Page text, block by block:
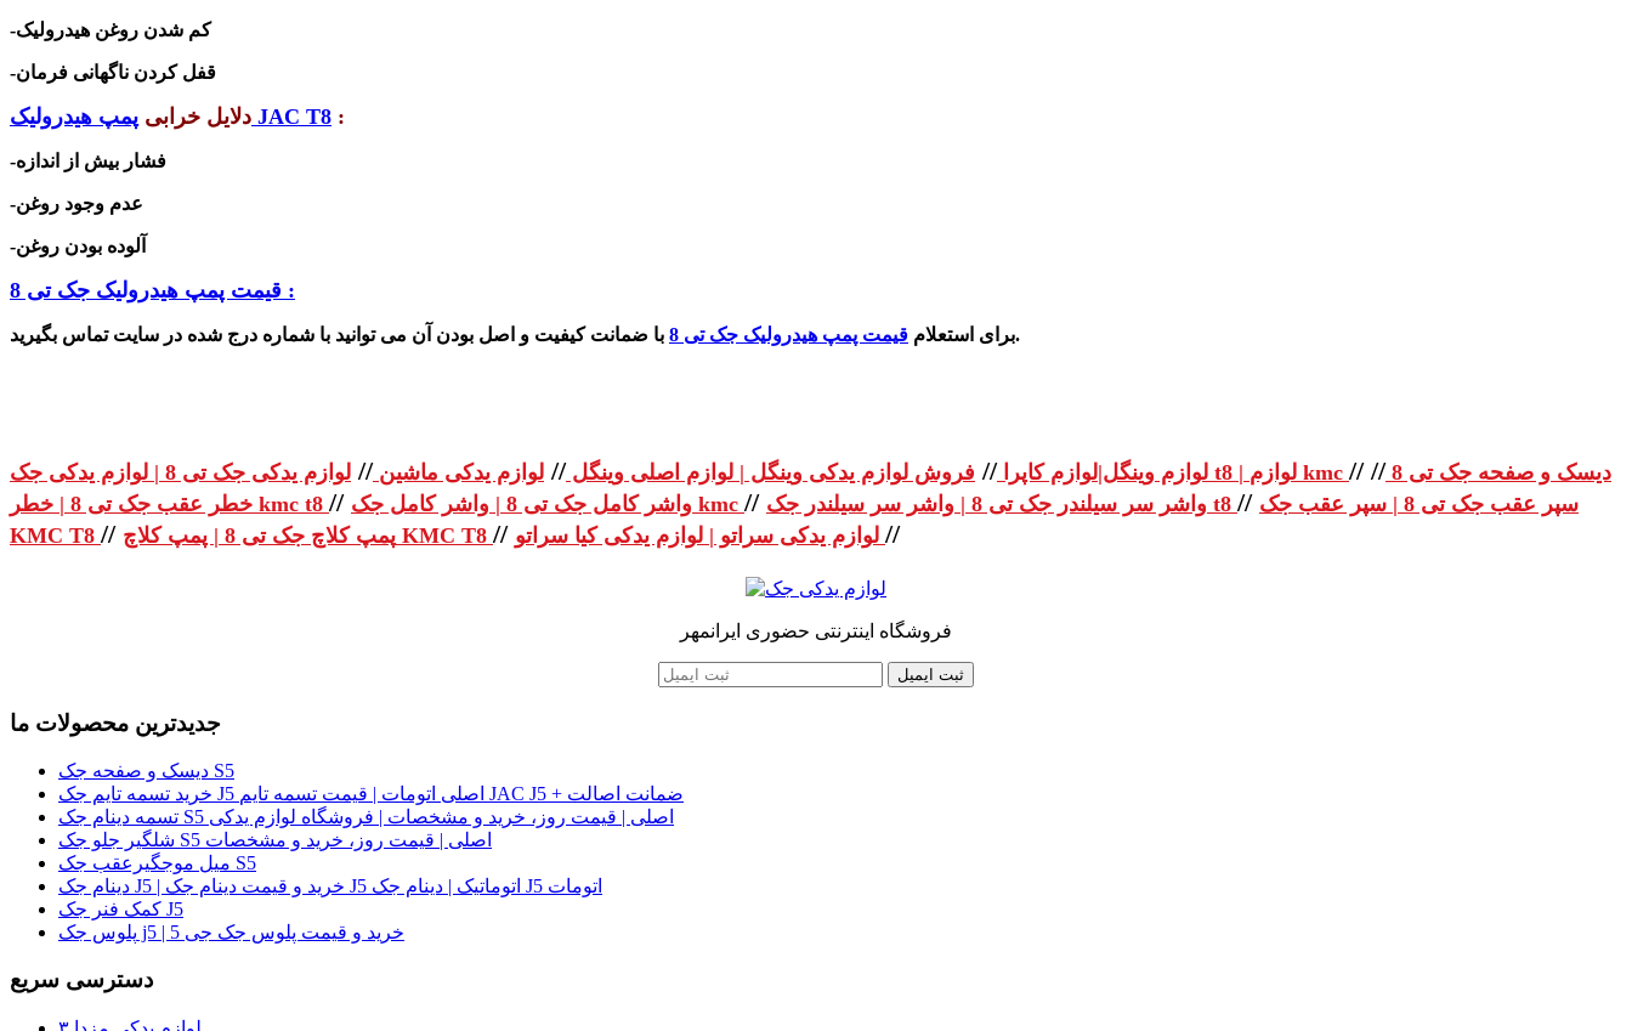
-کم شدن روغن هیدرولیک
-قفل کردن ناگهانی فرمان
دلایل خرابی پمپ هیدرولیک JAC T8 :
-فشار بیش از اندازه
-عدم وجود روغن
-آلوده بودن روغن
قیمت پمپ هیدرولیک جک تی 8 :
برای استعلام قیمت پمپ هیدرولیک جک تی 8 با ضمانت کیفیت و اصل بودن آن می توانید با شماره درج شده در سایت تماس بگیرید.
لوازم وینگل|لوازم کاپرا // فروش لوازم یدکی وینگل | لوازم اصلی وینگل // لوازم یدکی ماشین // لوازم یدکی جک تی 8 | لوازم یدکی جک t8 | لوازم kmc // دیسک و صفحه جک تی 8 //
خطر عقب جک تی 8 | خطر kmc t8 // واشر کامل جک تی 8 | واشر کامل جک kmc // واشر سر سیلندر جک تی 8 | واشر سر سیلندر جک t8 // سپر عقب جک تی 8 | سپر عقب جک
KMC T8 // پمپ کلاچ جک تی 8 | پمپ کلاچ KMC T8 // //
فروشگاه اینترنتی حضوری ایرانمهر
ثبت ایمیل
جدیدترین محصولات ما
دیسک و صفحه جک S5
خرید تسمه تایم جک J5 اصلی اتومات | قیمت تسمه تایم JAC J5 + ضمانت اصالت
تسمه دینام جک S5 اصلی | قیمت روز، خرید و مشخصات | فروشگاه لوازم یدکی
شلگیر جلو جک S5 اصلی | قیمت روز، خرید و مشخصات
میل موجگیرعقب جک S5
دینام جک J5 | خرید و قیمت دینام جک J5 اتوماتیک | دینام جک J5 اتومات
کمک فنر جک J5
پلوس جک j5 | خرید و قیمت پلوس جک جی 5
دسترسی سریع